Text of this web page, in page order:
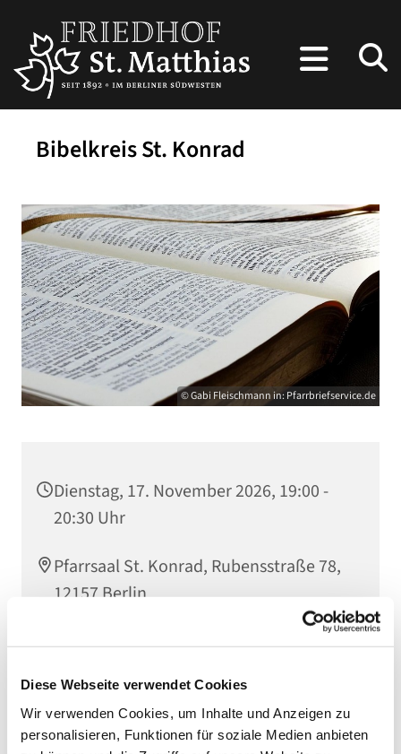
Diese Webseite verwendet Cookies
Wir verwenden Cookies, um Inhalte und Anzeigen zu
personalisieren, Funktionen für soziale Medien anbieten
Bibelkreis St. Konrad
© Gabi Fleischmann in: Pfarrbriefservice.de
Dienstag, 17. November 2026, 19:00 -
20:30 Uhr
Pfarrsaal St. Konrad, Rubensstraße 78,
12157 Berlin
Thomas Papenfuß